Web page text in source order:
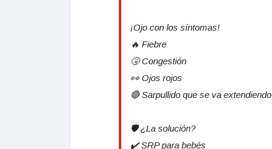
¡Ojo con los síntomas!
🔥 Fiebre
🤧 Congestión
👀 Ojos rojos
🔴 Sarpullido que se va extendiendo
🛡️ ¿La solución?
✔️ SRP para bebés